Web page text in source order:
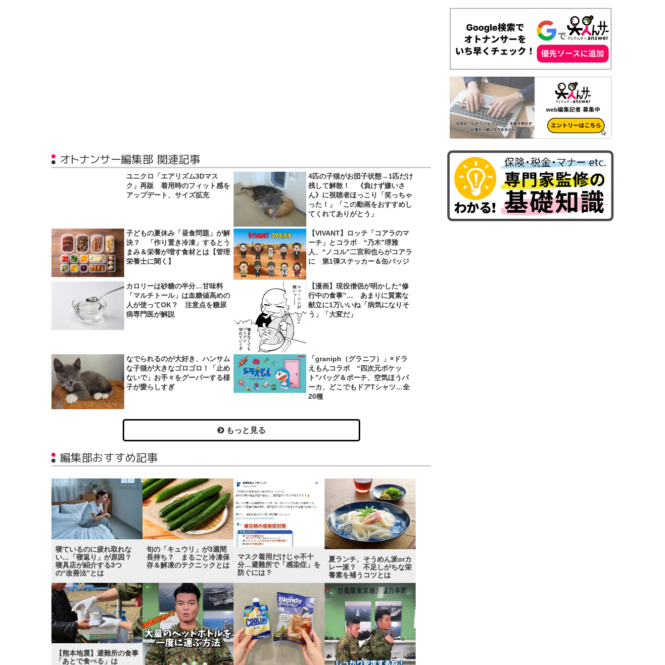
オトナンサー編集部 関連記事
ユニクロ「エアリズム3Dマス
ク」再販 着用時のフィット感を
アップデート、サイズ拡充
4匹の子猫がお団子状態→1匹だけ
残して解散！ 《負けず嫌いさ
ん》に視聴者ほっこり「笑っちゃ
った！」「この動画をおすすめし
てくれてありがとう」
子どもの夏休み「昼食問題」が解
決？ 「作り置き冷凍」するとう
まみ＆栄養が増す食材とは【管理
栄養士に聞く】
【VIVANT】ロッテ「コアラのマ
ーチ」とコラボ “乃木”堺雅
人、“ノコル”二宮和也らがコアラ
に 第1弾ステッカー＆缶バッジ
カロリーは砂糖の半分…甘味料
「マルチトール」は血糖値高めの
人が使ってOK？ 注意点を糖尿
病専門医が解説
【漫画】現役僧侶が明かした“修
行中の食事”… あまりに質素な
献立に1万いいね「病気になりそ
う」「大変だ」
なでられるのが大好き、ハンサム
な子猫が大きなゴロゴロ！「止め
ないで」お手々をグーパーする様
子が愛らしすぎ
「graniph（グラニフ）」×ドラ
えもんコラボ “四次元ポケッ
ト”バッグ＆ポーチ、空気ほうパ
ーカ、どこでもドアTシャツ…全
20種
もっと見る
編集部おすすめ記事
寝ているのに疲れ取れな
い…「寝返り」が原因？
寝具店が紹介する3つ
の“改善法”とは
旬の「キュウリ」が3週間
長持ち？ まるごと冷凍保
存＆解凍のテクニックとは
マスク着用だけじゃ不十
分…避難所で「感染症」を
防ぐには？
夏ランチ、そうめん派orカ
レー派？ 不足しがちな栄
養素を補うコツとは
【熊本地震】避難所の食事
「あとで食べる」は